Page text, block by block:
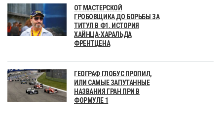
ОТ МАСТЕРСКОЙ
ГРОБОВЩИКА ДО БОРЬБЫ ЗА
ТИТУЛ В Ф1. ИСТОРИЯ
ХАЙНЦА-ХАРАЛЬДА
ФРЕНТЦЕНА
ГЕОГРАФ ГЛОБУС ПРОПИЛ,
ИЛИ САМЫЕ ЗАПУТАННЫЕ
НАЗВАНИЯ ГРАН ПРИ В
ФОРМУЛЕ 1